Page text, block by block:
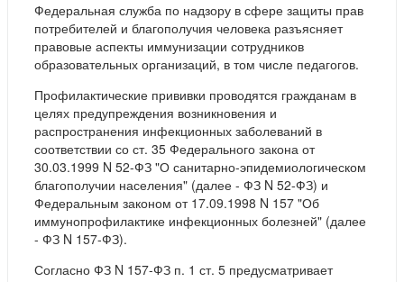
Федеральная служба по надзору в сфере защиты прав
потребителей и благополучия человека разъясняет
правовые аспекты иммунизации сотрудников
образовательных организаций, в том числе педагогов.
Профилактические прививки проводятся гражданам в
целях предупреждения возникновения и
распространения инфекционных заболеваний в
соответствии со ст. 35 Федерального закона от
30.03.1999 N 52-ФЗ "О санитарно-эпидемиологическом
благополучии населения" (далее - ФЗ N 52-ФЗ) и
Федеральным законом от 17.09.1998 N 157 "Об
иммунопрофилактике инфекционных болезней" (далее
- ФЗ N 157-ФЗ).
Согласно ФЗ N 157-ФЗ п. 1 ст. 5 предусматривает